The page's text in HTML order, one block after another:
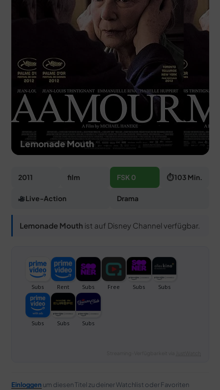
Lemonade Mouth
2011 film FSK 0 ⏱ 103 Min.
Live-Action Drama
Lemonade Mouth ist auf Disney Channel verfügbar.
Einloggen um diesen Titel zu deiner Watchlist oder Favoriten